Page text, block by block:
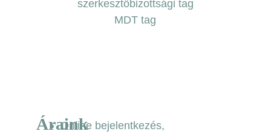
szerkesztőbizottsági tag
MDT tag
Áraink
Online bejelentkezés,